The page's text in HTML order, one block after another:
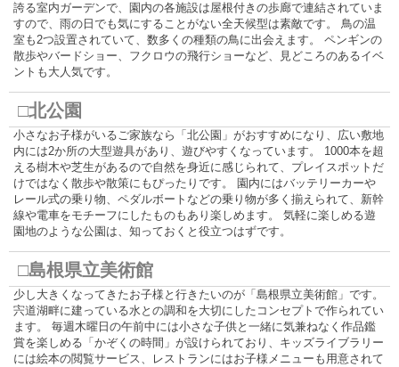
誇る室内ガーデンで、園内の各施設は屋根付きの歩廊で連結されていま
すので、雨の日でも気にすることがない全天候型は素敵です。 鳥の温
室も2つ設置されていて、数多くの種類の鳥に出会えます。 ペンギンの
散歩やバードショー、フクロウの飛行ショーなど、見どころのあるイベ
ントも大人気です。
□北公園
小さなお子様がいるご家族なら「北公園」がおすすめになり、広い敷地
内には2か所の大型遊具があり、遊びやすくなっています。 1000本を超
える樹木や芝生があるので自然を身近に感じられて、プレイスポットだ
けではなく散歩や散策にもぴったりです。 園内にはバッテリーカーや
レール式の乗り物、ペダルボートなどの乗り物が多く揃えられて、新幹
線や電車をモチーフにしたものもあり楽しめます。 気軽に楽しめる遊
園地のような公園は、知っておくと役立つはずです。
□島根県立美術館
少し大きくなってきたお子様と行きたいのが「島根県立美術館」です。
宍道湖畔に建っている水との調和を大切にしたコンセプトで作られてい
ます。 毎週木曜日の午前中には小さな子供と一緒に気兼ねなく作品鑑
賞を楽しめる「かぞくの時間」が設けられており、キッズライブラリー
には絵本の閲覧サービス、レストランにはお子様メニューも用意されて